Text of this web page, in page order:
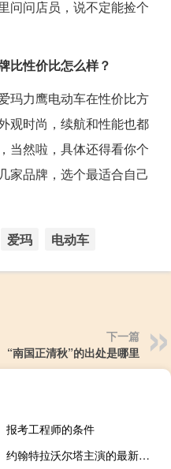
问问店员，说不定能捡个
比性价比怎么样？
玛力鹰电动车在性价比方
观时尚，续航和性能也都
当然啦，具体还得看你个
家品牌，选个最适合自己
爱玛 电动车
下一篇
“南国正清秋”的出处是哪里
报考工程师的条件
约翰特拉沃尔塔主演的最新电影（约翰特拉沃尔塔主演的电影）